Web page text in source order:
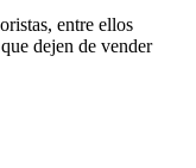
entre ellos
dejen de vender